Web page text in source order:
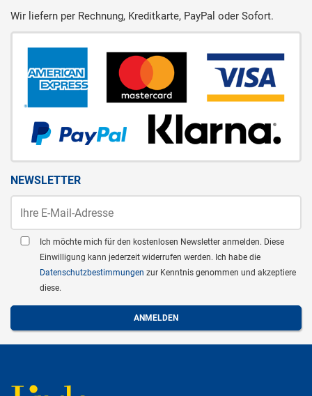
Wir liefern per Rechnung, Kreditkarte, PayPal oder Sofort.
NEWSLETTER
Ich möchte mich für den kostenlosen Newsletter anmelden. Diese
Einwilligung kann jederzeit widerrufen werden. Ich habe die
Datenschutzbestimmungen zur Kenntnis genommen und akzeptiere
diese.